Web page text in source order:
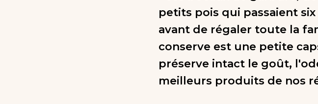
petits pois qui passaient
avant de régaler toute la
conserve est une petite
préserve intact le goût,
meilleurs produits de nos